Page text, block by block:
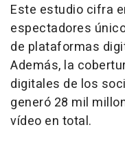
Este estudio cifra
espectadores
de plataformas
Además, la
digitales de los
generó 28 mil
vídeo en total.